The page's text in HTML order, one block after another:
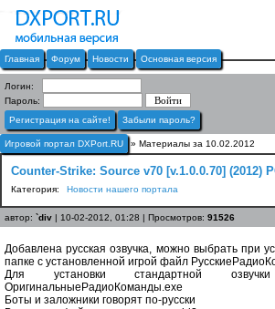
Главная Форум Новости Основная версия
Логин:
Пароль:
Регистрация на сайте!
Забыли пароль?
Игровой портал DXPort.RU » Материалы за 10.02.2012
Counter-Strike: Source v70 [v.1.0.0.70] (2012)
Категория: Новости нашего портала
автор: `div | 10-02-2012, 01:28 | Просмотров: 91526
Добавлена русская озвучка, можно выбрать при
папке с установленной игрой файл
Для установки стандартной
ОригинальныеРадиоКоманды.exe
Боты и заложники говорят по-русски